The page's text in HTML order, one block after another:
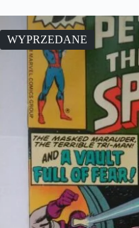
WYPRZEDANE